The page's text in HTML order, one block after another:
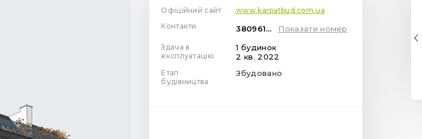
Офіційний сайт
www.karpatbud.com.ua
Контакти
380961400400 Показати номер
Здача в
експлуатацію
1 будинок
2 кв. 2022
Етап
будівництва
Збудовано